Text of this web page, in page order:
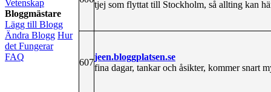
Vetenskap
Bloggmästare
Lägg till Blogg
Ändra Blogg Hur
det Fungerar
FAQ
tjej som flyttat till Stockholm, så allting kan
607
jeen.bloggplatsen.se
fina dagar, tankar och åsikter, kommer snart